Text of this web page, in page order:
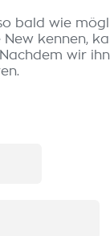
bald wie
kennen,
wir